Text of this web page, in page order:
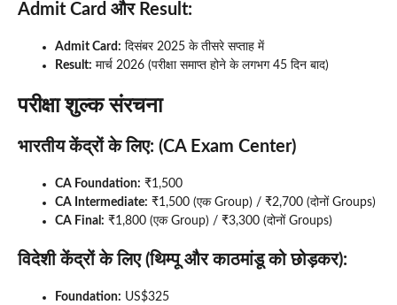
Admit Card और Result:
Admit Card: दिसंबर 2025 के तीसरे सप्ताह में
Result: मार्च 2026 (परीक्षा समाप्त होने के लगभग 45 दिन बाद)
परीक्षा शुल्क संरचना
भारतीय केंद्रों के लिए: (CA Exam Center)
CA Foundation: ₹1,500
CA Intermediate: ₹1,500 (एक Group) / ₹2,700 (दोनों Groups)
CA Final: ₹1,800 (एक Group) / ₹3,300 (दोनों Groups)
विदेशी केंद्रों के लिए (थिम्पू और काठमांडू को छोड़कर):
Foundation: US$325